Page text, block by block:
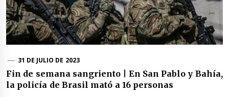
31 DE JULIO DE 2023
Fin de semana sangriento | En San Pablo y Bahía,
la policía de Brasil mató a 16 personas